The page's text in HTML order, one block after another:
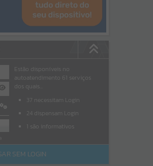
Estão disponíveis no
autoatendimento
serviços
dos quais...
37 necessitam Login
24 dispensam Login
são informativos
SEM LOGIN